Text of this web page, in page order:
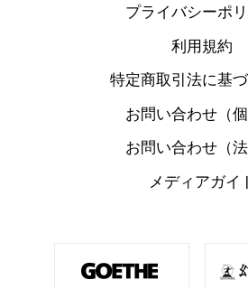
プライバシーポ
利用規約
特定商取引法に基
お問い合わせ（個
お問い合わせ（法
メディアガイ